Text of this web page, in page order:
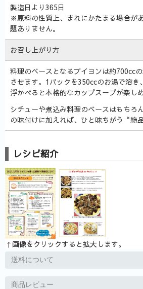
製造日より365日
※原料の性質上、まれにかたまる場合が
題ありません。
お召し上がり方
料理のベースとなるブイヨンは約700cc
させます。1パックを350ccのお湯で溶き
浮かべると本格的なカップスープが楽しめ
シチューや煮込み料理のベースはもちろ
の味付けに加えれば、ひと味ちがう“絶
レシピ紹介
↑画像をクリックすると拡大します。
送料について
商品レビュー